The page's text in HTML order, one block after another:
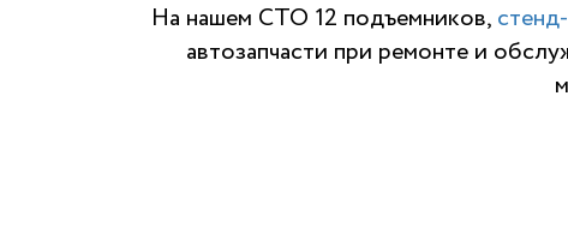
На нашем СТО 12 подъемников,
автозапчасти при ремонте и